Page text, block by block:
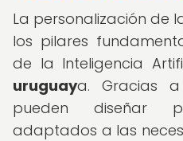
La personalización de
los pilares
de la Inteligencia
uruguaya. Gracias
pueden diseñar
adaptados a las